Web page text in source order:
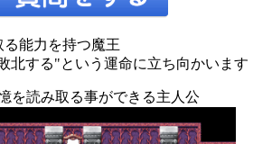
能力を持つ魔王
北する"という運命に立ち向かいます
を読み取る事ができる主人公